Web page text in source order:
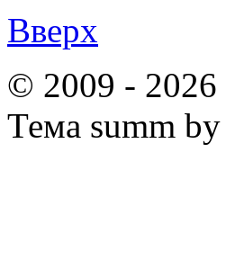
Вверх
© 2009 - 2026
Тема summ by